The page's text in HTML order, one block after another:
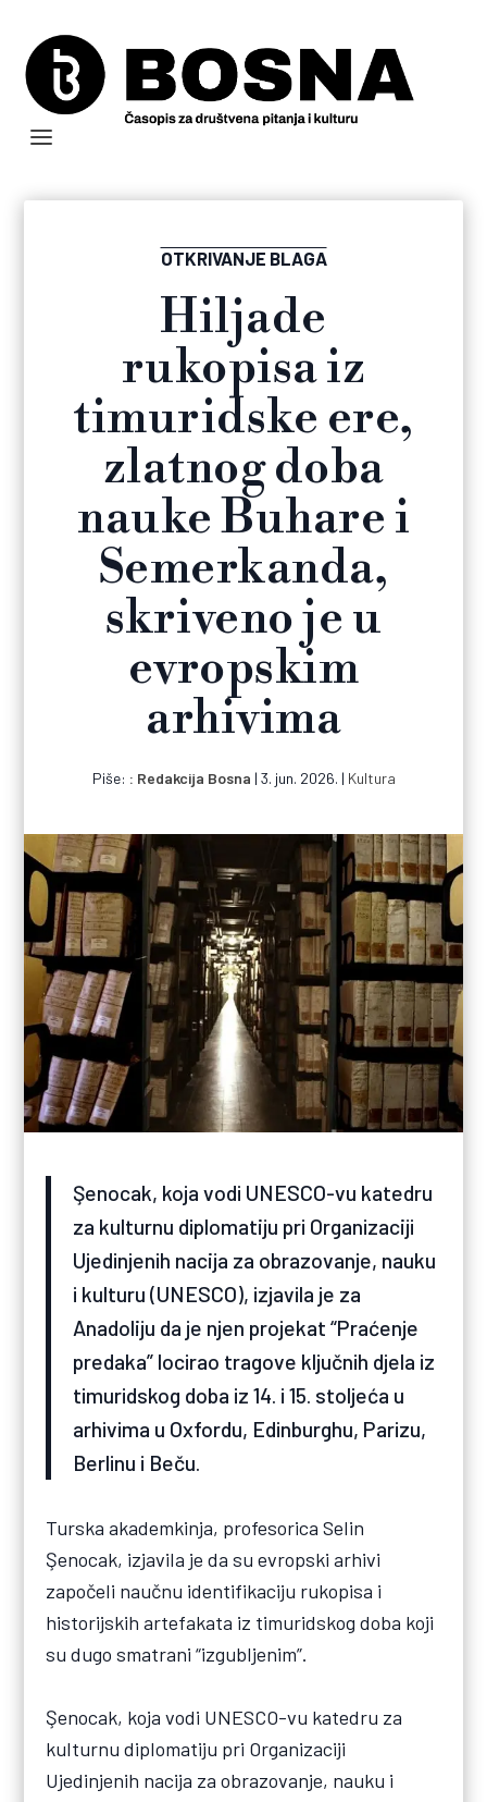
OTKRIVANJE BLAGA
Hiljade
rukopisa iz
timuridske ere,
zlatnog doba
nauke Buhare i
Semerkanda,
skriveno je u
evropskim
arhivima
Piše: Redakcija Bosna | 3. jun. 2026. | Kultura
Şenocak, koja vodi UNESCO-vu katedru
za kulturnu diplomatiju pri Organizaciji
Ujedinjenih nacija za obrazovanje, nauku
i kulturu (UNESCO), izjavila je za
Anadoliju da je njen projekat “Praćenje
predaka” locirao tragove ključnih djela iz
timuridskog doba iz 14. i 15. stoljeća u
arhivima u Oxfordu, Edinburghu, Parizu,
Berlinu i Beču.
Turska akademkinja, profesorica Selin
Şenocak, izjavila je da su evropski arhivi
započeli naučnu identifikaciju rukopisa i
historijskih artefakata iz timuridskog doba koji
su dugo smatrani “izgubljenim”.
Şenocak, koja vodi UNESCO-vu katedru za
kulturnu diplomatiju pri Organizaciji
Ujedinjenih nacija za obrazovanje, nauku i